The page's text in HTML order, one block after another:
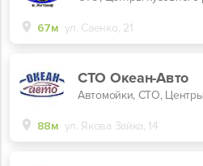
67м ул. Саенко, 21
СТО Океан-Авто
88м ул. Якова Зайка, 14